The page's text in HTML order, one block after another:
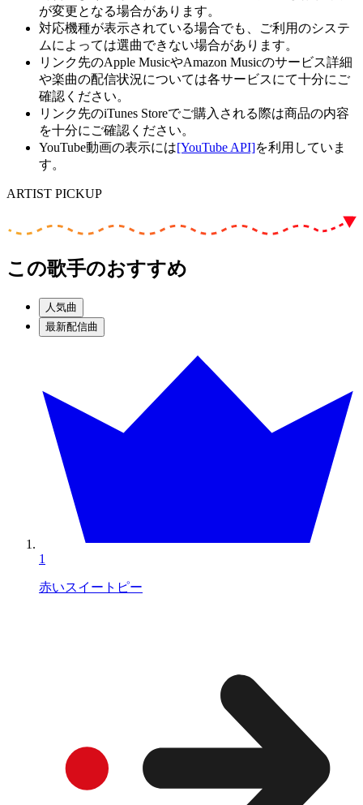
が変更となる場合があります。
対応機種が表示されている場合でも、ご利用のシステ
ムによっては選曲できない場合があります。
リンク先のApple MusicやAmazon Musicのサービス詳細
や楽曲の配信状況については各サービスにて十分にご
確認ください。
リンク先のiTunes Storeでご購入される際は商品の内容
を十分にご確認ください。
YouTube動画の表示には[YouTube API]を利用していま
す。
ARTIST PICKUP
この歌手のおすすめ
人気曲
最新配信曲
1
赤いスイートピー